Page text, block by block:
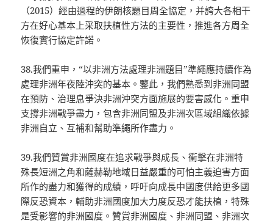
（2015）經由過程的伊朗核題目周全協定，并誇大各相干
方在好心基本上采取扶植性方法的主要性，推進各方周全
恢復實行協定許諾。
38.我們重申，“以非洲方法處理非洲題目”準繩應持續作為
處理非洲年夜陸沖突的基本。鑒此，我們熟悉到非洲同盟
在預防、治理息爭決非洲沖突方面施展的要害感化。重申
支撐非洲戰爭盡力，包含非洲同盟及非洲次區域組織依據
非洲自立、互補和幫助準繩所作盡力。
39.我們贊賞非洲國度在追求戰爭與成長、衝擊在非洲特
殊長短洲之角和薩赫勒地域日益嚴重的可怕主義迫害方面
所作的盡力和獲得的成績，呼吁向成長中國度供給更多國
際反恐資本，輔助非洲國度加大力度反恐才能扶植，特殊
是受影響的非洲國度。贊賞非洲國度、非洲同盟、非洲次